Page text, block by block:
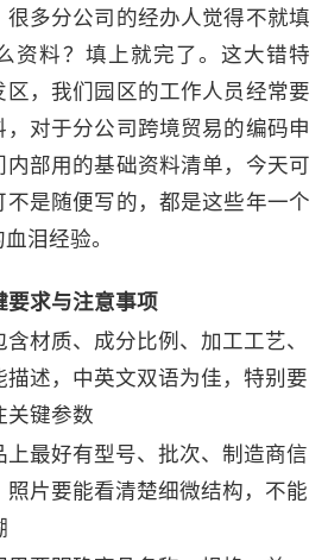
多分公司的经办人觉得不就填
资料？填上就完了。这大错特
，我们园区的工作人员经常要
对于分公司跨境贸易的编码申
部用的基础资料清单，今天可
是随便写的，都是这些年一个
泪经验。
要求与注意事项
含材质、成分比例、加工工艺、
描述，中英文双语为佳，特别要
关键参数
上最好有型号、批次、制造商信
照片要能看清楚细微结构，不能